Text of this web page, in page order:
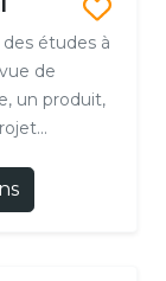
études à
de
un produit,